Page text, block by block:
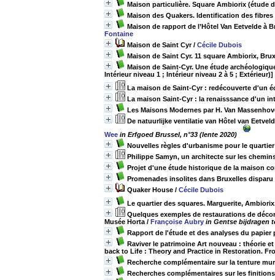
Maison particulière. Square Ambiorix (étude
Maison des Quakers. Identification des
Maison de rapport de l’Hôtel Van Eetvelde
Fontaine
Maison de Saint Cyr/ Cécile Dubois
Maison de Saint Cyr. 11 square Ambiorix,
Maison de Saint-Cyr. Une étude
Intérieur niveau 1 ; Intérieur niveau 2 à 5 ; Extérieur)]
La maison de Saint-Cyr : redécouverte d'un
La maison Saint-Cyr : la renaisssance d'un
Les Maisons Modernes par H. Van
De natuurlijke ventilatie van Hôtel van
Wee in Erfgoed Brussel, n°33 (lente 2020)
Nouvelles règles d'urbanisme pour le
Philippe Samyn, un architecte sur les
Projet d'une étude historique de la maison
Promenades insolites dans Bruxelles disparu
Quaker House / Cécile Dubois
Le quartier des squares. Marguerite,
Quelques exemples de restaurations de
Musée Horta / Françoise Aubry in Gentse bijdragen
Rapport de l'étude et des analyses du
Raviver le patrimoine Art nouveau : théorie
back to Life : Theory and Practice in Restoration.
Recherche complémentaire sur la tenture
Recherches complémentaires sur les